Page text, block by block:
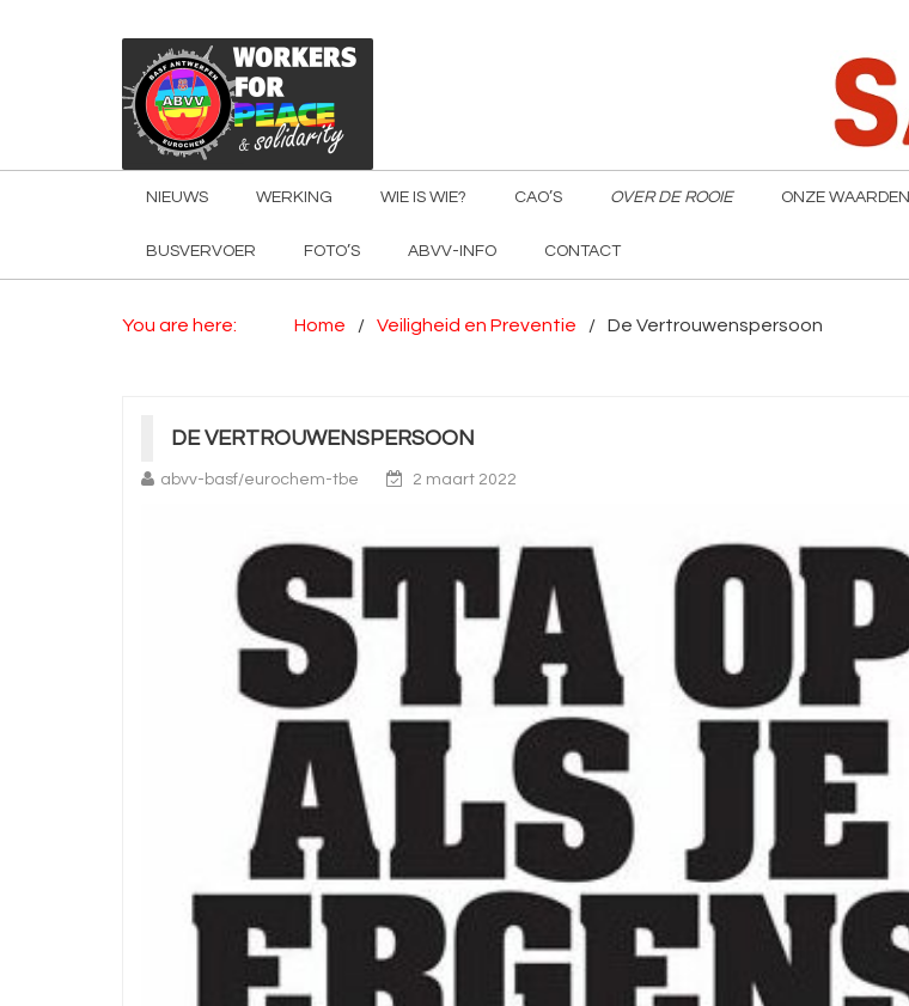
NIEUWS WERKING WIE IS WIE? CAO’S OVER DE ROOIE ONZE WAARDEN
BUSVERVOER FOTO’S ABVV-INFO CONTACT
You are here: Home Veiligheid en Preventie De Vertrouwenspersoon
DE VERTROUWENSPERSOON
abvv-basf/eurochem-tbe 2 maart 2022